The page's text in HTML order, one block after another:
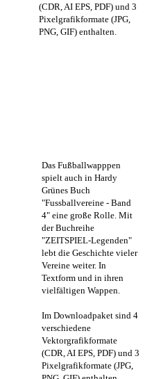
(CDR, AI EPS, PDF) und 3
Pixelgrafikformate (JPG,
PNG, GIF) enthalten.
Das Fußballwapppen
spielt auch in Hardy
Grünes Buch
"Fussballvereine - Band
4" eine große Rolle. Mit
der Buchreihe
"ZEITSPIEL-Legenden"
lebt die Geschichte vieler
Vereine weiter. In
Textform und in ihren
vielfältigen Wappen.
Im Downloadpaket sind 4
verschiedene
Vektorgrafikformate
(CDR, AI EPS, PDF) und 3
Pixelgrafikformate (JPG,